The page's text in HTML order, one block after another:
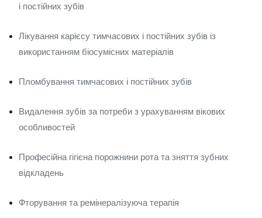
і постійних зубів
Лікування карієсу тимчасових і постійних зубів із
використанням біосумісних матеріалів
Пломбування тимчасових і постійних зубів
Видалення зубів за потреби з урахуванням вікових
особливостей
Професійна гігієна порожнини рота та зняття зубних
відкладень
Фторування та ремінералізуюча терапія